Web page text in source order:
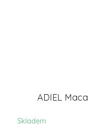
ADIEL
Skladem